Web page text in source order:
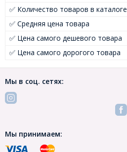
✅ Количество товаров в каталоге
✅ Средняя цена товара
✅ Цена самого дешевого товара
✅ Цена самого дорогого товара
Мы в соц. сетях:
Мы принимаем: